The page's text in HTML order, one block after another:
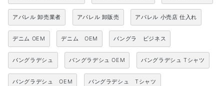
アパレル 卸売業者 アパレル 卸販売 アパレル 小売店 仕入れ
デニム OEM デニム OEM バングラ ビジネス
バングラデシュ バングラデシュ OEM バングラデシュ Tシャツ
バングラデシュ OEM バングラデシュ Tシャツ